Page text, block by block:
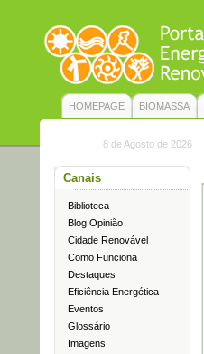
HOMEPAGE BIOMASSA
8 de Agosto de 2026
Canais
Biblioteca
Blog Opinião
Cidade Renovável
Como Funciona
Destaques
Eficiência Energética
Eventos
Glossário
Imagens